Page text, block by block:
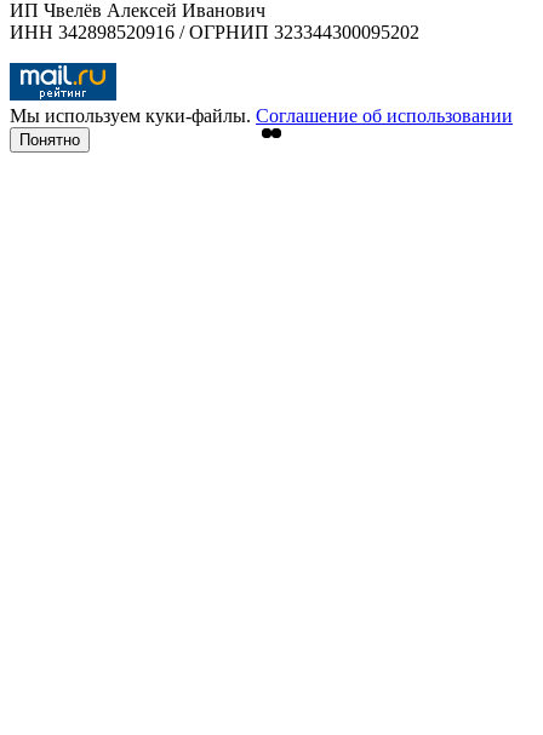
ИП Чвелёв Алексей Иванович
ИНН 342898520916 / ОГРНИП 323344300095202
Мы используем куки-файлы. Соглашение об использовании
Понятно